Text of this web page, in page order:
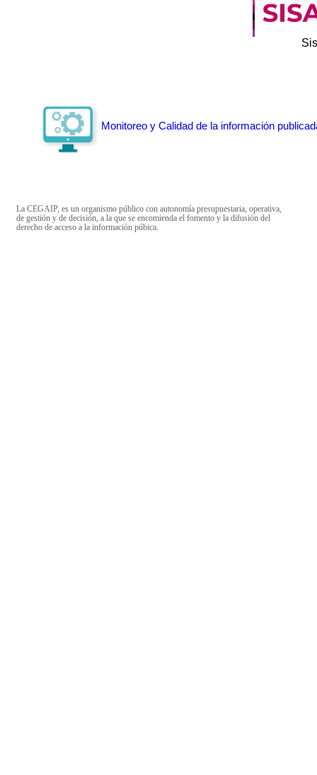
Monitoreo y Calidad de la información
La CEGAIP, es un organismo público con autonomía presupuestaria, operativa,
de gestión y de decisión, a la que se encomienda el fomento y la difusión del
derecho de acceso a la información púbica.